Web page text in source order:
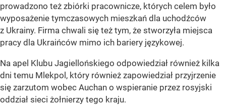
prowadzono też zbiórki pracownicze, których celem było
wyposażenie tymczasowych mieszkań dla uchodźców
z Ukrainy. Firma chwali się też tym, że stworzyła miejsca
pracy dla Ukraińców mimo ich bariery językowej.
Na apel Klubu Jagiellońskiego odpowiedział również kilka
dni temu Mlekpol, który również zapowiedział przyjrzenie
się zarzutom wobec Auchan o wspieranie przez rosyjski
oddział sieci żołnierzy tego kraju.